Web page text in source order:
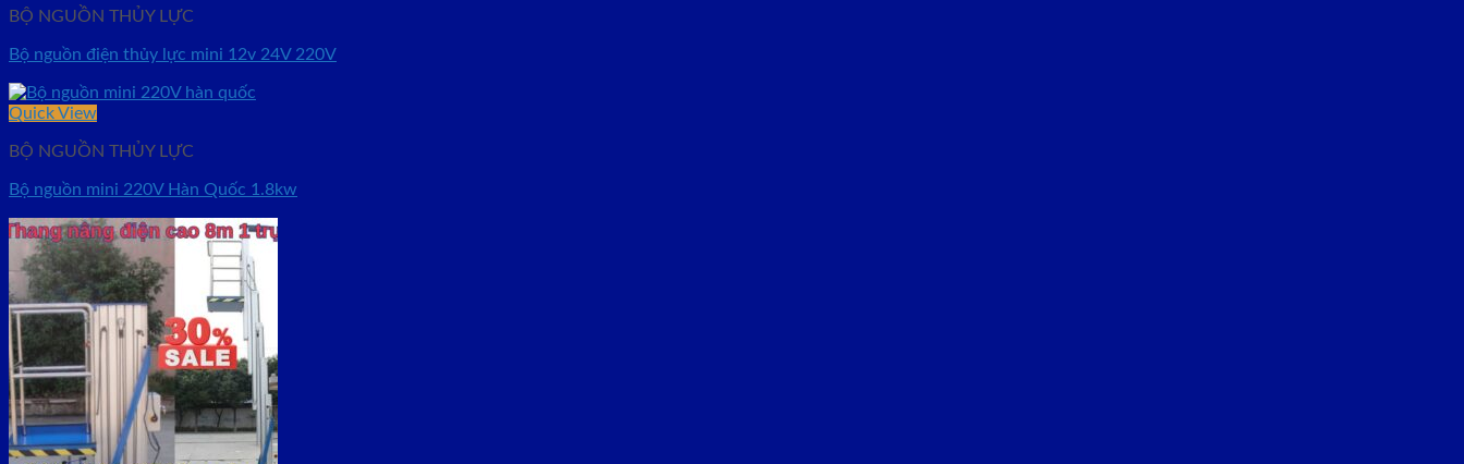
BỘ NGUỒN THỦY LỰC
Bộ nguồn điện thủy lực mini 12v 24V 220V
Quick View
BỘ NGUỒN THỦY LỰC
Bộ nguồn mini 220V Hàn Quốc 1.8kw